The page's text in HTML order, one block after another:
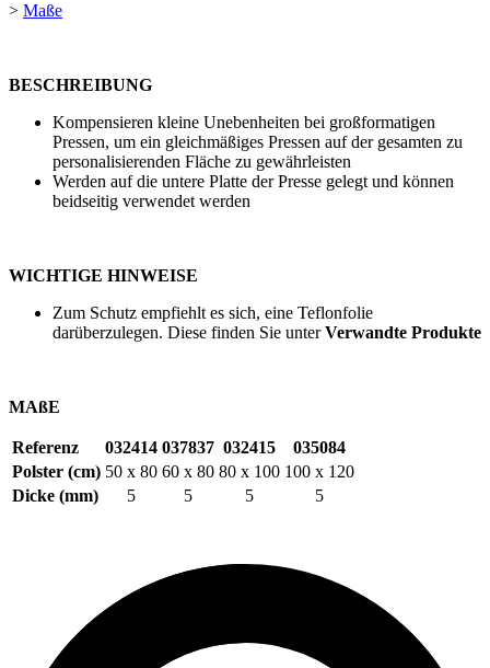
> Maße
BESCHREIBUNG
Kompensieren kleine Unebenheiten bei großformatigen
Pressen, um ein gleichmäßiges Pressen auf der gesamten zu
personalisierenden Fläche zu gewährleisten
Werden auf die untere Platte der Presse gelegt und können
beidseitig verwendet werden
WICHTIGE HINWEISE
Zum Schutz empfiehlt es sich, eine Teflonfolie
darüberzulegen. Diese finden Sie unterVerwandte Produkte
MAßE
Referenz 032414 037837 032415
035084
Polster (cm) 50 x 80 60 x 80 80 x 100 100 x 120
Dicke (mm)
5 5 5 5